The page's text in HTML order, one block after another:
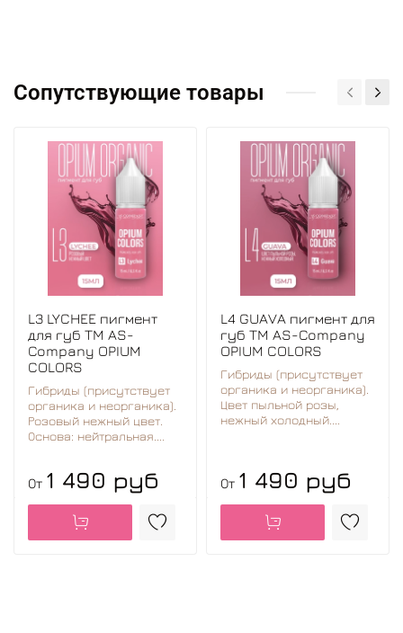
эффект.
Сопутствующие товары
L3 LYCHEE пигмент
для губ TM AS-
Company OPIUM
COLORS
Гибриды (присутствует
органика и неорганика).
Розовый нежный цвет.
Основа: нейтральная....
От 1 490 руб
L4 GUAVA пигмент для
губ TM AS-Company
OPIUM COLORS
Гибриды (присутствует
органика и неорганика).
Цвет пыльной розы,
нежный холодный....
От 1 490 руб